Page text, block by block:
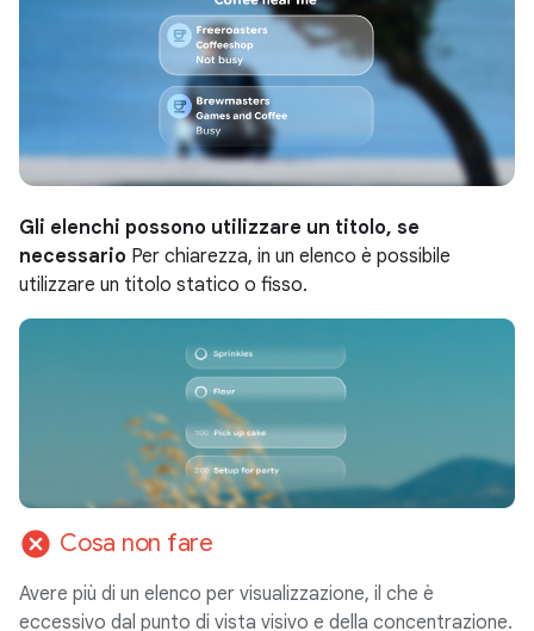
Gli elenchi possono utilizzare un titolo, se
necessario Per chiarezza, in un elenco è possibile
utilizzare un titolo statico o fisso.
cancel Cosa non fare
Avere più di un elenco per visualizzazione, il che è
eccessivo dal punto di vista visivo e della concentrazione.